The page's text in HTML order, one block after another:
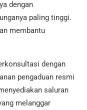
dengan
paling tinggi.
membantu
dengan
pengaduan resmi
saluran
melanggar